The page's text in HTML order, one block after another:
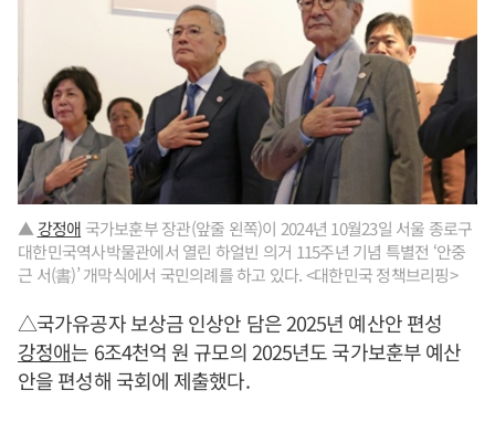
▲ 강정애 국가보훈부 장관(앞줄 왼쪽)이 2024년 10월23일 서울 종로구
대한민국역사박물관에서 열린 하얼빈 의거 115주년 기념 특별전 ‘안중
근 서(書)’ 개막식에서 국민의례를 하고 있다. <대한민국 정책브리핑>
△국가유공자 보상금 인상안 담은 2025년 예산안 편성
강정애는 6조4천억 원 규모의 2025년도 국가보훈부 예산
안을 편성해 국회에 제출했다.